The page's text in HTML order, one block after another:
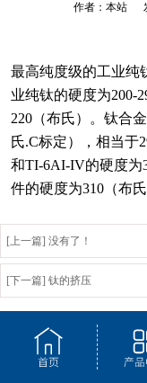
作者：本站
最高纯度级的工业纯
业纯钛的硬度为200-
220（布氏）。钛合
氏.C标定），相当于
和TI-6AI-IV的硬度为
件的硬度为310（布氏
[上一篇] 没有了！
[下一篇] 钛的挤压